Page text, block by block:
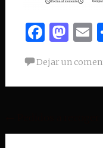
Dejar un
de